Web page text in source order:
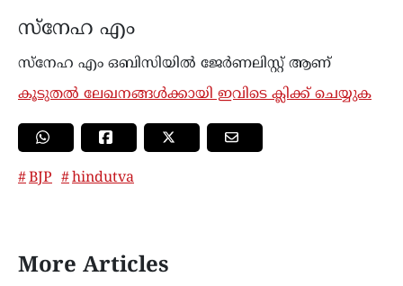
സ്നേഹ എം
സ്നേഹ എം ഒബിസിയില്‍ ജേർണലിസ്റ്റ് ആണ്
കൂടുതൽ ലേഖനങ്ങൾക്കായി ഇവിടെ ക്ലിക്ക് ചെയ്യുക
BJP hindutva
More Articles